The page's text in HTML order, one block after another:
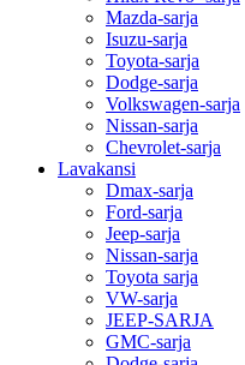
Mazda-sarja
Isuzu-sarja
Toyota-sarja
Dodge-sarja
Volkswagen-sarja
Nissan-sarja
Chevrolet-sarja
Lavakansi
Dmax-sarja
Ford-sarja
Jeep-sarja
Nissan-sarja
Toyota sarja
VW-sarja
JEEP-SARJA
GMC-sarja